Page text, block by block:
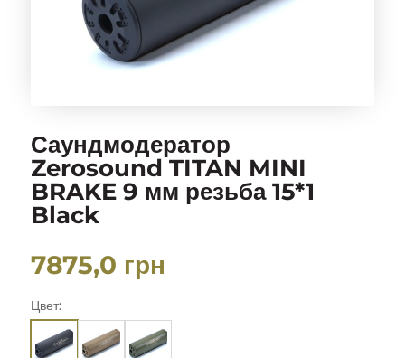
Саундмодератор
Zerosound TITAN MINI
BRAKE 9 мм резьба 15*1
Black
7875,0 грн
Цвет: